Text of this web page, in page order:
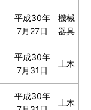
平成30年
7月27日
機械
器具
平成30年
7月31日
土木
平成30年
土木